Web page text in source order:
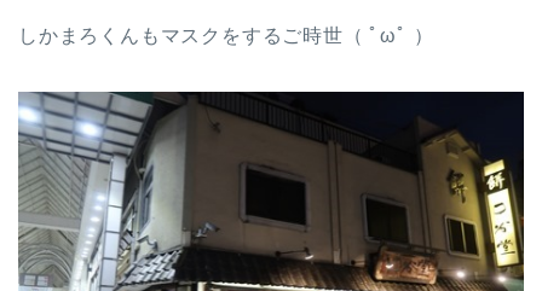
しかまろくんもマスクをするご時世（ ﾟωﾟ ）